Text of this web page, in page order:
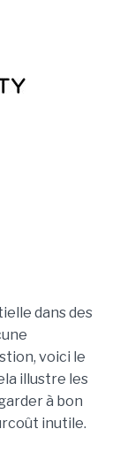
dans des
voici le
illustre les
à bon
inutile.